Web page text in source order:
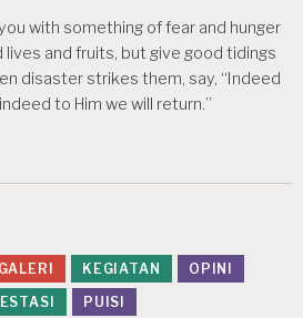
with something of fear and hunger
lives and fruits, but give good tidings
disaster strikes them, say, “Indeed
to Him we will return.”
GALERI KEGIATAN
OPINI
PUISI